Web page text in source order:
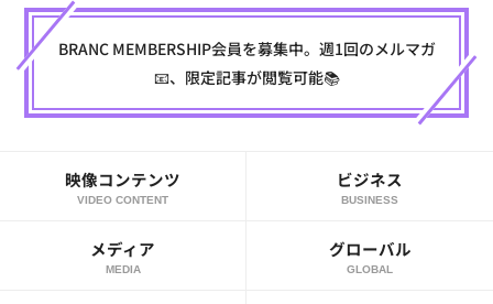
BRANC MEMBERSHIP会員を募集中。週1回のメルマガ
📧、限定記事が閲覧可能📚
映像コンテンツ
VIDEO CONTENT
ビジネス
BUSINESS
メディア
MEDIA
グローバル
GLOBAL